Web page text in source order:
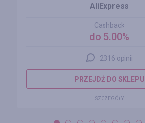
AliExpress
Cashback
do 5.00%
2316 opinii
PRZEJDŹ DO SKLEPU
SZCZEGÓŁY